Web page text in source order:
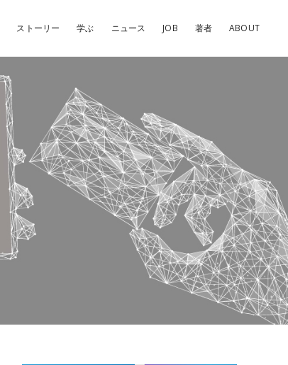
ストーリー 学ぶ ニュース JOB 著者 ABOUT